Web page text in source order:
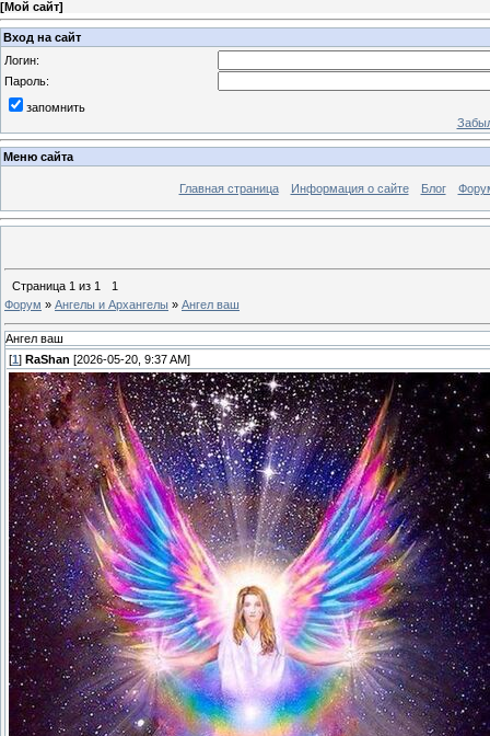
[Мой сайт]
Вход на сайт
Логин:
Пароль:
запомнить
Меню сайта
Главная страница Информация о сайте Блог
Страница 1 из 1
1
Форум » Ангелы и Архангелы » Ангел ваш
Ангел ваш
[1 ] RaShan [2026-05-20, 9:37 AM]